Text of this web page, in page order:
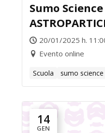
Sumo Science
BIOLOGIA
20/01/2025 h.
Evento online
Scuola sumo science
14
GEN